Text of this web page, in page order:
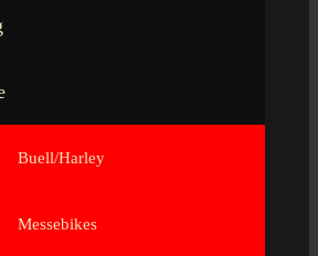
Buell/Harley
Messebikes